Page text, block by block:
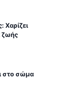
Χαρίζει
ζωής
στο σώμα